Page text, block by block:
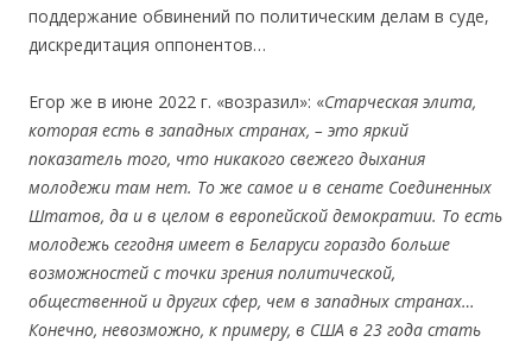
поддержание обвинений по политическим делам в суде,
дискредитация оппонентов…
Егор же в июне 2022 г. «возразил»: «Старческая элита,
которая есть в западных странах, – это яркий
показатель того, что никакого свежего дыхания
молодежи там нет. То же самое и в сенате Соединенных
Штатов, да и в целом в европейской демократии. То есть
молодежь сегодня имеет в Беларуси гораздо больше
возможностей с точки зрения политической,
общественной и других сфер, чем в западных странах…
Конечно, невозможно, к примеру, в США в 23 года стать